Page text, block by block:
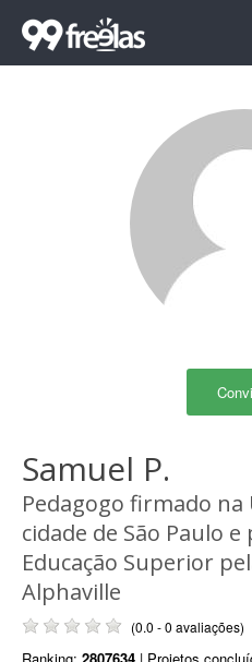
Samuel P.
Pedagogo firmado na
cidade de São Paulo
Educação Superior
Alphaville
(0.0 - 0 avaliações)